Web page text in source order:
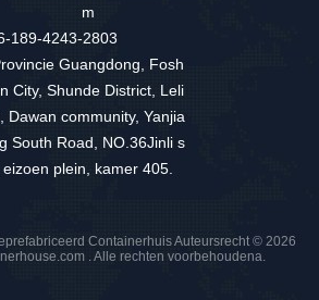
m
189-4243-2803
Guangdong, Fosh
City, Shunde District, Leli
Dawan community, Yanjia
South Road, NO.36Jinli s
eizoen plein, kamer 405.
Containerhuis Auteursrecht © 2026
. Alle rechten voorbehoudena.